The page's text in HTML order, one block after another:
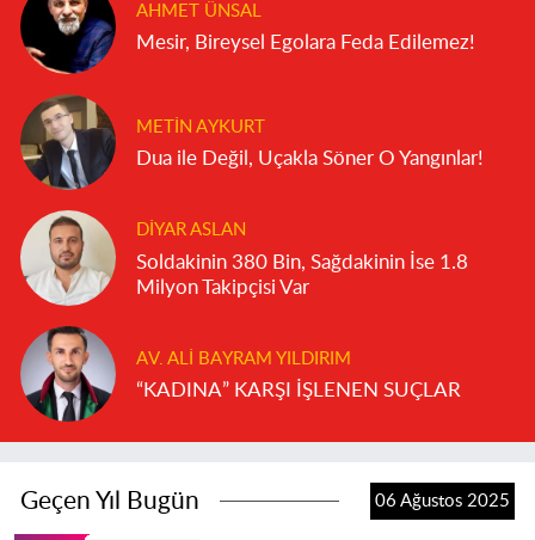
AHMET ÜNSAL
Mesir, Bireysel Egolara Feda Edilemez!
METIN AYKURT
Dua ile Değil, Uçakla Söner O Yangınlar!
DIYAR ASLAN
Soldakinin 380 Bin, Sağdakinin İse 1.8
Milyon Takipçisi Var
AV. ALI BAYRAM YILDIRIM
“KADINA” KARŞI İŞLENEN SUÇLAR
Geçen Yıl Bugün 06 Ağustos 2025